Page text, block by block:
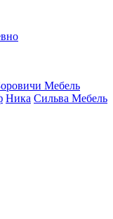
Мебель
Ника Сильва Мебель